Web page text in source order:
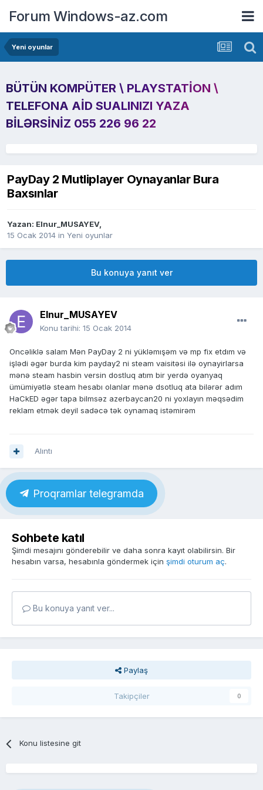
Forum Windows-az.com
Yeni oyunlar
BÜTÜN KOMPÜTER \ PLAYSTATION \
TELEFONA AID SUALINIZI YAZA
BILƏRSINIZ 055 226 96 22
PayDay 2 Mutliplayer Oynayanlar Bura
Baxsınlar
Yazan: Elnur_MUSAYEV,
15 Ocak 2014 in Yeni oyunlar
Bu konuya yanıt ver
Elnur_MUSAYEV
Konu tarihi: 15 Ocak 2014
Oncəliklə salam Mən PayDay 2 ni yükləmışəm və mp fix etdım və
işlədi əgər burda kim payday2 ni steam vaisitəsi ilə oynayirlarsa
mənə steam hasbin versin dostluq atım bir yerdə oyanyaq
ümümiyətlə steam hesabı olanlar mənə dsotluq ata bilərər adım
HaCkED əgər tapa bilmsəz azerbaycan20 ni yoxlayın məqsədim
reklam etmək deyil sadəcə tək oynamaq istəmirəm
Alıntı
Proqramlar telegramda
Sohbete katıl
Şimdi mesajını gönderebilir ve daha sonra kayıt olabilirsin. Bir
hesabın varsa, hesabınla göndermek için şimdi oturum aç.
Bu konuya yanıt ver...
Paylaş
Takipçiler 0
Konu listesine git